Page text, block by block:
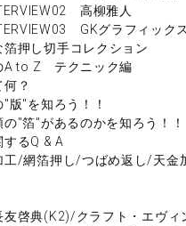
高柳雅人
GKグラフィックス
箔押し切手コレクション
A to Z テクニック編
？
"を知ろう！！
"箔"があるのかを知ろう！！
るQ & A
/網箔押し/つばめ返し/天金
啓典(K2)/クラフト・エヴィ